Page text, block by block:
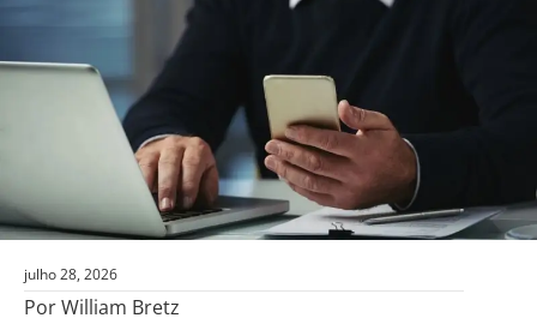
julho 28, 2026
Por William Bretz